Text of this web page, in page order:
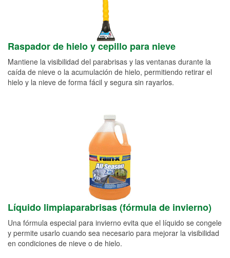
Raspador de hielo y cepillo para nieve
Mantiene la visibilidad del parabrisas y las ventanas durante la
caída de nieve o la acumulación de hielo, permitiendo retirar el
hielo y la nieve de forma fácil y segura sin rayarlos.
Líquido limpiaparabrisas (fórmula de invierno)
Una fórmula especial para invierno evita que el líquido se congele
y permite usarlo cuando sea necesario para mejorar la visibilidad
en condiciones de nieve o de hielo.